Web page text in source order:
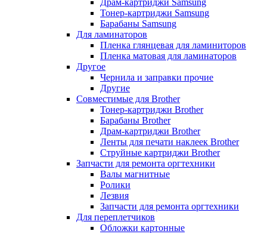
Драм-картриджи Samsung
Тонер-картриджи Samsung
Барабаны Samsung
Для ламинаторов
Пленка глянцевая для ламиниторов
Пленка матовая для ламинаторов
Другое
Чернила и заправки прочие
Другие
Совместимые для Brother
Тонер-картриджи Brother
Барабаны Brother
Драм-картриджи Brother
Ленты для печати наклеек Brother
Струйные картриджи Brother
Запчасти для ремонта оргтехники
Валы магнитные
Ролики
Лезвия
Запчасти для ремонта оргтехники
Для переплетчиков
Обложки картонные